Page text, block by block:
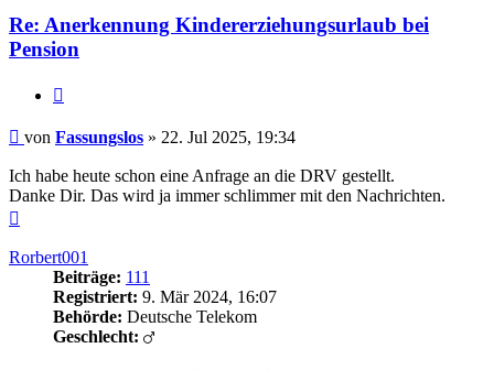
Re: Anerkennung Kindererziehungsurlaub bei
Pension
Beitrag
von Fassungslos » 22. Jul 2025, 19:34
Ich habe heute schon eine Anfrage an die DRV gestellt.
Danke Dir. Das wird ja immer schlimmer mit den Nachrichten.
Rorbert001
Beiträge: 111
Registriert: 9. Mär 2024, 16:07
Behörde: Deutsche Telekom
Geschlecht: